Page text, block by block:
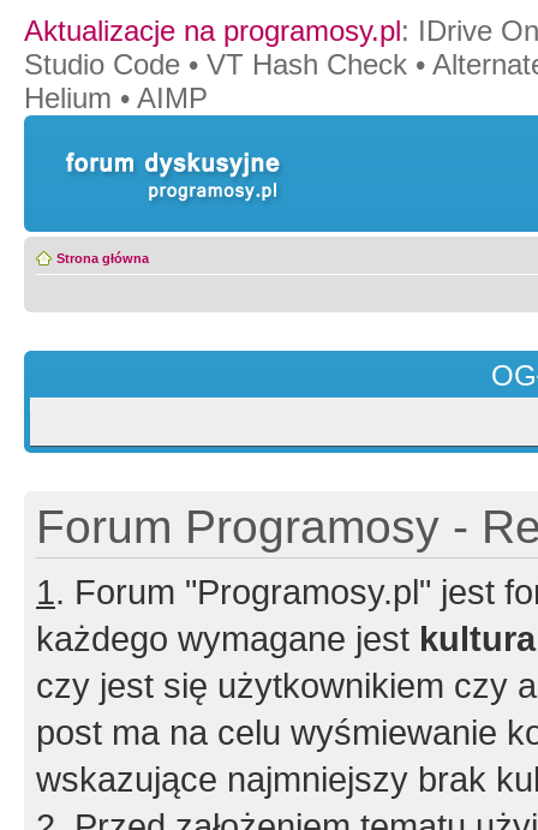
Aktualizacje na programosy.pl: IDrive
Studio Code • VT Hash Check •
Helium • AIMP
Strona główna
Forum Programosy -
1. Forum "Programosy.pl" jest
każdego wymagane jest
czy jest się użytkownikiem czy
post ma na celu wyśmiewanie
wskazujące najmniejszy brak